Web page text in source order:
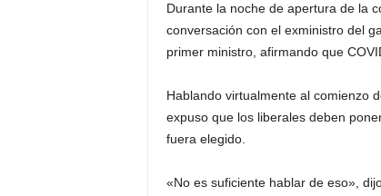
Durante la noche de apertura de la
conversación con el exministro del
primer ministro, afirmando que
Hablando virtualmente al comienzo
expuso que los liberales deben
fuera elegido.
«No es suficiente hablar de eso»,